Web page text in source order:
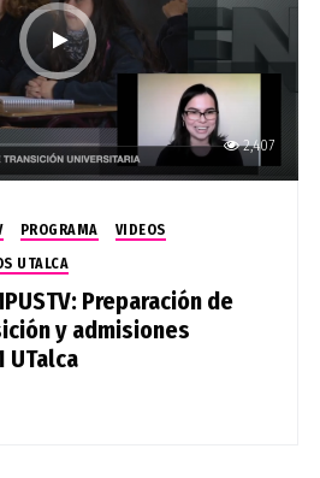
2,407
PROGRAMA
VIDEOS
UTALCA
Preparación de
y admisiones
UTalca